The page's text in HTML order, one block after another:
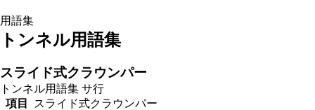
用語集
トンネル用語集
スライド式クラウンパー
トンネル用語集 サ行
項目
スライド式クラウンパー